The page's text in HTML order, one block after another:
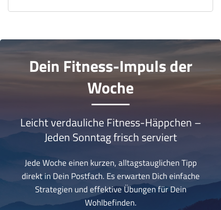
Dein Fitness-Impuls der
Woche
Leicht verdauliche Fitness-Häppchen –
Jeden Sonntag frisch serviert
Jede Woche einen kurzen, alltagstauglichen Tipp
direkt in Dein Postfach. Es erwarten Dich einfache
Strategien und effektive Übungen für Dein
Wohlbefinden.